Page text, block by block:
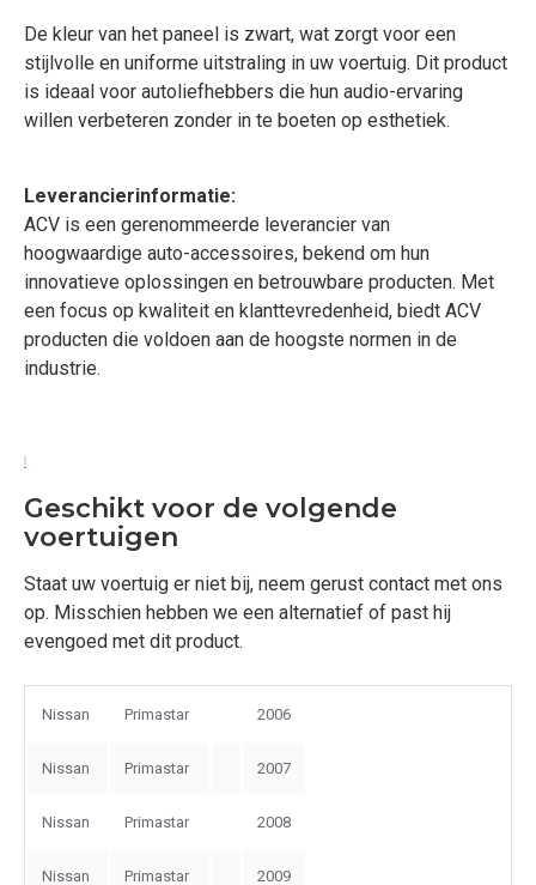
De kleur van het paneel is zwart, wat zorgt voor een
stijlvolle en uniforme uitstraling in uw voertuig. Dit product
is ideaal voor autoliefhebbers die hun audio-ervaring
willen verbeteren zonder in te boeten op esthetiek.
Leverancierinformatie:
ACV is een gerenommeerde leverancier van
hoogwaardige auto-accessoires, bekend om hun
innovatieve oplossingen en betrouwbare producten. Met
een focus op kwaliteit en klanttevredenheid, biedt ACV
producten die voldoen aan de hoogste normen in de
industrie.
Geschikt voor de volgende
voertuigen
Staat uw voertuig er niet bij, neem gerust contact met ons
op. Misschien hebben we een alternatief of past hij
evengoed met dit product.
Nissan Primastar 2006
Nissan Primastar 2007
Nissan Primastar 2008
Nissan Primastar 2009